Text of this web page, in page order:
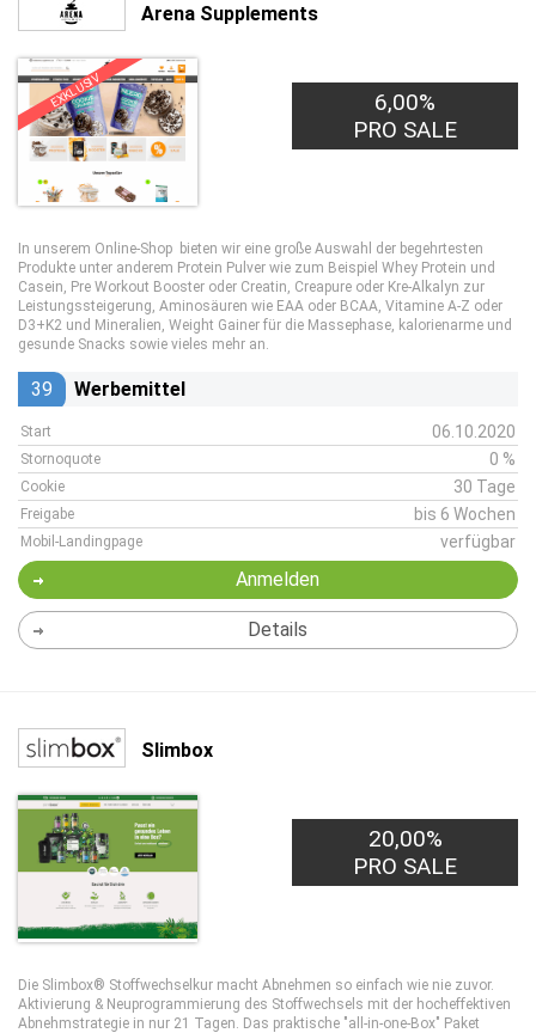
Arena Supplements
EXKLUSIV
6,00%
PRO SALE
In unserem Online-Shop bieten wir eine große Auswahl der begehrtesten
Produkte unter anderem Protein Pulver wie zum Beispiel Whey Protein und
Casein, Pre Workout Booster oder Creatin, Creapure oder Kre-Alkalyn zur
Leistungssteigerung, Aminosäuren wie EAA oder BCAA, Vitamine A-Z oder
D3+K2 und Mineralien, Weight Gainer für die Massephase, kalorienarme und
gesunde Snacks sowie vieles mehr an.
39 Werbemittel
Start 06.10.2020
Stornoquote 0 %
Cookie 30 Tage
Freigabe bis 6 Wochen
Mobil-Landingpage verfügbar
Anmelden
Details
Slimbox
20,00%
PRO SALE
Die Slimbox® Stoffwechselkur macht Abnehmen so einfach wie nie zuvor.
Aktivierung & Neuprogrammierung des Stoffwechsels mit der hocheffektiven
Abnehmstrategie in nur 21 Tagen. Das praktische "all-in-one-Box" Paket